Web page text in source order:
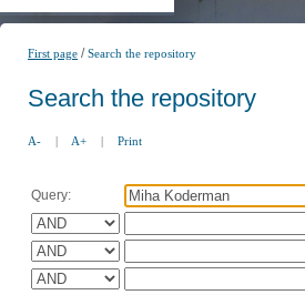
First page /Search the repository
Search the repository
A- | A+ | Print
Query: